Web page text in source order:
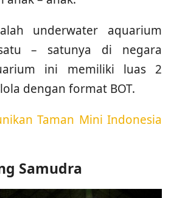
underwater aquarium
– satunya di negara
ini memiliki luas 2
dengan format BOT.
Taman Mini Indonesia
Samudra